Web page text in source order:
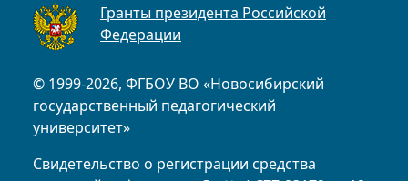
© 1999-2026, ФГБОУ ВО «Новосибирский
государственный педагогический
университет»
Свидетельство о регистрации средства
Гранты президента Российской
Федерации